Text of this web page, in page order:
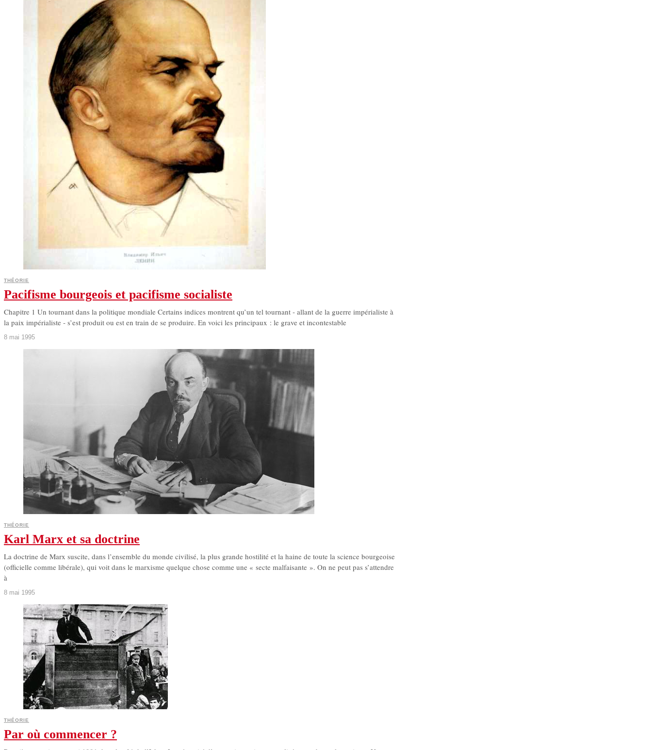
THÉORIE
Pacifisme bourgeois et pacifisme socialiste
Chapitre 1 Un tournant dans la politique mondiale Certains indices montrent qu’un tel tournant ‑ allant de la guerre impérialiste à
la paix impérialiste ‑ s’est produit ou est en train de se produire. En voici les principaux : le grave et incontestable
8 mai 1995
THÉORIE
Karl Marx et sa doctrine
La doctrine de Marx suscite, dans l’ensemble du monde civilisé, la plus grande hostilité et la haine de toute la science bourgeoise
(officielle comme libérale), qui voit dans le marxisme quelque chose comme une « secte malfaisante ». On ne peut pas s’attendre
à
8 mai 1995
THÉORIE
Par où commencer ?